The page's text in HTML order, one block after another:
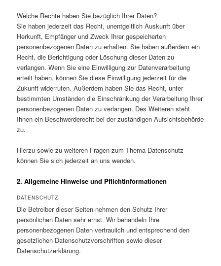
Welche Rechte haben Sie bezüglich Ihrer Daten?
Sie haben jederzeit das Recht, unentgeltlich Auskunft über
Herkunft, Empfänger und Zweck Ihrer gespeicherten
personenbezogenen Daten zu erhalten. Sie haben außerdem ein
Recht, die Berichtigung oder Löschung dieser Daten zu
verlangen. Wenn Sie eine Einwilligung zur Datenverarbeitung
erteilt haben, können Sie diese Einwilligung jederzeit für die
Zukunft widerrufen. Außerdem haben Sie das Recht, unter
bestimmten Umständen die Einschränkung der Verarbeitung Ihrer
personenbezogenen Daten zu verlangen. Des Weiteren steht
Ihnen ein Beschwerderecht bei der zuständigen Aufsichtsbehörde
zu.
Hierzu sowie zu weiteren Fragen zum Thema Datenschutz
können Sie sich jederzeit an uns wenden.
2. Allgemeine Hinweise und Pflicht­informationen
DATENSCHUTZ
Die Betreiber dieser Seiten nehmen den Schutz Ihrer
persönlichen Daten sehr ernst. Wir behandeln Ihre
personenbezogenen Daten vertraulich und entsprechend den
gesetzlichen Datenschutzvorschriften sowie dieser
Datenschutzerklärung.